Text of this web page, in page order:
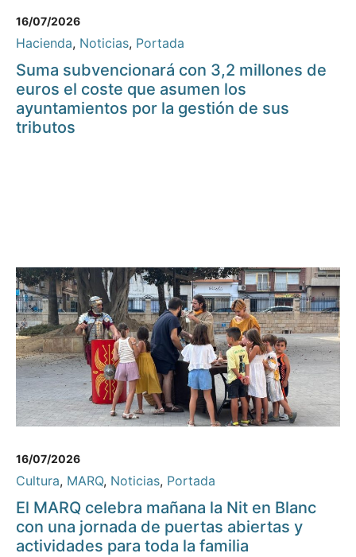
16/07/2026
Hacienda, Noticias, Portada
Suma subvencionará con 3,2 millones de
euros el coste que asumen los
ayuntamientos por la gestión de sus
tributos
16/07/2026
Cultura, MARQ, Noticias, Portada
El MARQ celebra mañana la Nit en Blanc
con una jornada de puertas abiertas y
actividades para toda la familia